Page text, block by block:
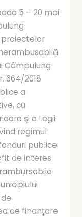
5 – 20 mai
proiectelor
Câmpulung
664/2018
a
cu
şi a Legii
regimul
publice
de interes
de finanţare